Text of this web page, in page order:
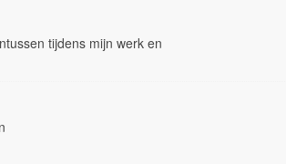
tijdens mijn werk en